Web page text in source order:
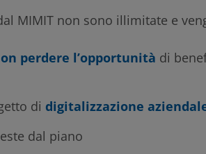
MIMIT non sono illimitate e
perdere l’opportunità di
di digitalizzazione
dal piano